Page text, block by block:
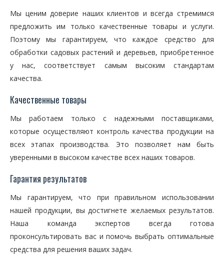
Мы ценим доверие наших клиентов и всегда стремимся
предложить им только качественные товары и услуги.
Поэтому мы гарантируем, что каждое средство для
обработки садовых растений и деревьев, приобретенное
у нас, соответствует самым высоким стандартам
качества.
Качественные товары
Мы работаем только с надежными поставщиками,
которые осуществляют контроль качества продукции на
всех этапах производства. Это позволяет нам быть
уверенными в высоком качестве всех наших товаров.
Гарантия результатов
Мы гарантируем, что при правильном использовании
нашей продукции, вы достигнете желаемых результатов.
Наша команда экспертов всегда готова
проконсультировать вас и помочь выбрать оптимальные
средства для решения ваших задач.